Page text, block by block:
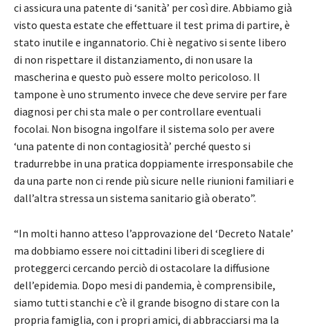
ci assicura una patente di ‘sanità’ per così dire. Abbiamo già
visto questa estate che effettuare il test prima di partire, è
stato inutile e ingannatorio. Chi è negativo si sente libero
di non rispettare il distanziamento, di non usare la
mascherina e questo può essere molto pericoloso. Il
tampone è uno strumento invece che deve servire per fare
diagnosi per chi sta male o per controllare eventuali
focolai. Non bisogna ingolfare il sistema solo per avere
‘una patente di non contagiosità’ perché questo si
tradurrebbe in una pratica doppiamente irresponsabile che
da una parte non ci rende più sicure nelle riunioni familiari e
dall’altra stressa un sistema sanitario già oberato”.
“In molti hanno atteso l’approvazione del ‘Decreto Natale’
ma dobbiamo essere noi cittadini liberi di scegliere di
proteggerci cercando perciò di ostacolare la diffusione
dell’epidemia. Dopo mesi di pandemia, è comprensibile,
siamo tutti stanchi e c’è il grande bisogno di stare con la
propria famiglia, con i propri amici, di abbracciarsi ma la